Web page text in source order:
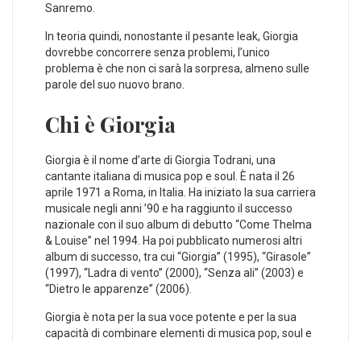
Sanremo.
In teoria quindi, nonostante il pesante leak, Giorgia
dovrebbe concorrere senza problemi, l’unico
problema è che non ci sarà la sorpresa, almeno sulle
parole del suo nuovo brano.
Chi è Giorgia
Giorgia è il nome d’arte di Giorgia Todrani, una
cantante italiana di musica pop e soul. È nata il 26
aprile 1971 a Roma, in Italia. Ha iniziato la sua carriera
musicale negli anni ’90 e ha raggiunto il successo
nazionale con il suo album di debutto “Come Thelma
& Louise” nel 1994. Ha poi pubblicato numerosi altri
album di successo, tra cui “Giorgia” (1995), “Girasole”
(1997), “Ladra di vento” (2000), “Senza ali” (2003) e
“Dietro le apparenze” (2006).
Giorgia è nota per la sua voce potente e per la sua
capacità di combinare elementi di musica pop, soul e